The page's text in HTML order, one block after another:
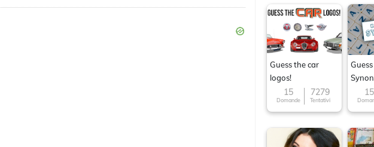
Guess the car
logos!
15
Domande
7279
Tentativi
15